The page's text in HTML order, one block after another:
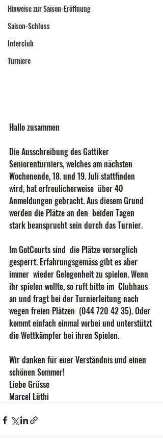
Hinweise zur Saison-Eröffnung
Saison-Schluss
Interclub
Turniere
Hallo zusammen
Die Ausschreibung des Gattiker
Seniorenturniers, welches am nächsten
Wochenende, 18. und 19. Juli stattfinden
wird, hat erfreulicherweise  über 40
Anmeldungen gebracht. Aus diesem Grund
werden die Plätze an den  beiden Tagen
stark beansprucht sein durch das Turnier.
Im GotCourts sind  die Plätze vorsorglich
gesperrt. Erfahrungsgemäss gibt es aber
immer  wieder Gelegenheit zu spielen. Wenn
ihr spielen wollte, so ruft bitte im  Clubhaus
an und fragt bei der Turnierleitung nach
wegen freien Plätzen  (044 720 42 35). Oder
kommt einfach einmal vorbei und unterstützt
die Wettkämpfer bei ihren Spielen.
Wir danken für euer Verständnis und einen
schönen Sommer!
Liebe Grüsse
Marcel Lüthi